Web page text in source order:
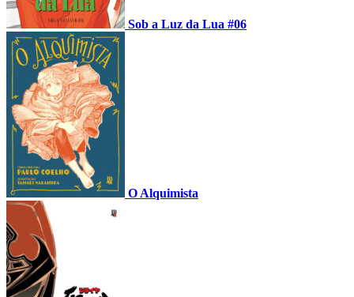
Sob a Luz da Lua #06
O Alquimista